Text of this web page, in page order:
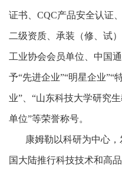
证书、CQC产品安全认证
二级资质、承装（修、试
工业协会会员单位、中国
予“先进企业”“明星企业”“
业”、“山东科技大学研究
单位”等荣誉称号。
康姆勒以科研为中心，
国大陆推行科技技术和高